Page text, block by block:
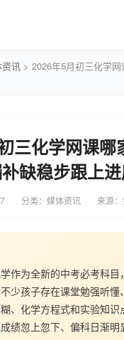
讯 > 2026年5月初三化学
三化学网课哪
缺稳步跟上
分类：媒体资讯 来源
作为全新的中考必考科目
少孩子存在课堂勉强听懂
、化学方程式和实验知识
绩忽上忽下、偏科日渐明